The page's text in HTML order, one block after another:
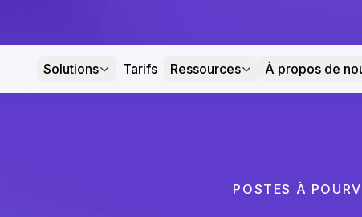
Solutions Tarifs Ressources À propos de
POSTES À